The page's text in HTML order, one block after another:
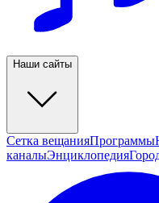
Наши сайты
Сетка вещанияПрограммы
каналыЭнциклопедия